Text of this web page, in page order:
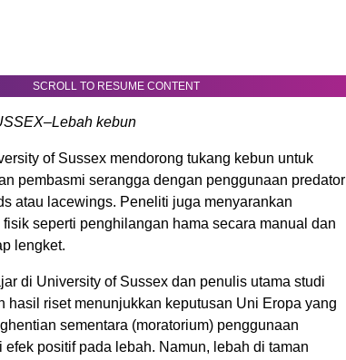
SCROLL TO RESUME CONTENT
kebun
of Sussex mendorong tukang kebun untuk
pembasmi serangga dengan penggunaan predator
atau lacewings. Peneliti juga menyarankan
seperti penghilangan hama secara manual dan
lengket.
di University of Sussex dan penulis utama studi
hasil riset menunjukkan keputusan Uni Eropa yang
sementara (moratorium) penggunaan
positif pada lebah. Namun, lebah di taman